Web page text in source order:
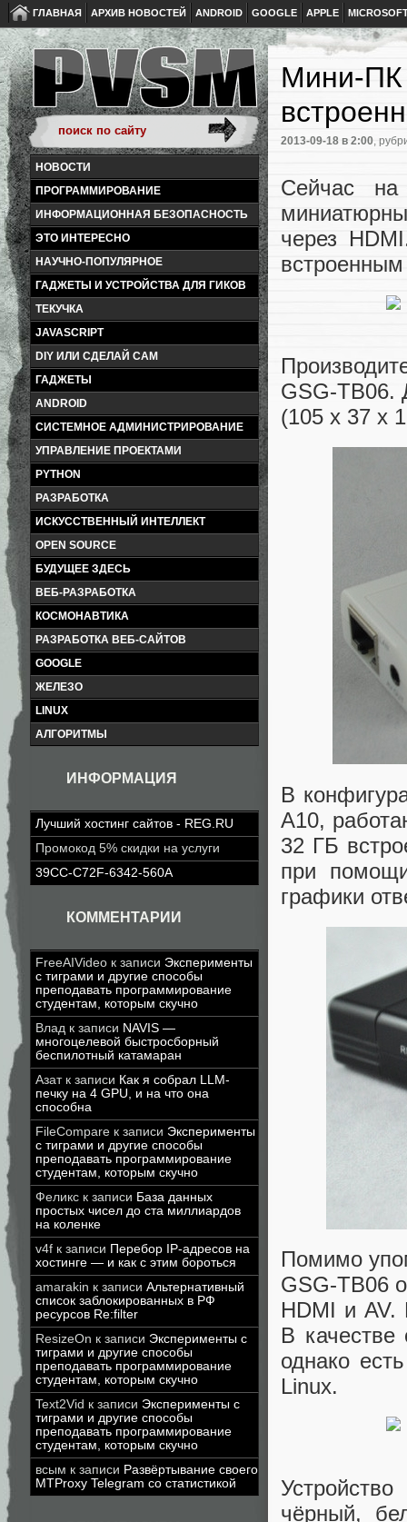
ГЛАВНАЯ АРХИВ НОВОСТЕЙ ANDROID GOOGLE APPLE
НОВОСТИ
ПРОГРАММИРОВАНИЕ
ИНФОРМАЦИОННАЯ БЕЗОПАСНОСТЬ
ЭТО ИНТЕРЕСНО
НАУЧНО-ПОПУЛЯРНОЕ
ГАДЖЕТЫ И УСТРОЙСТВА ДЛЯ ГИКОВ
ТЕКУЧКА
JAVASCRIPT
DIY ИЛИ СДЕЛАЙ САМ
ГАДЖЕТЫ
ANDROID
СИСТЕМНОЕ АДМИНИСТРИРОВАНИЕ
УПРАВЛЕНИЕ ПРОЕКТАМИ
PYTHON
РАЗРАБОТКА
ИСКУССТВЕННЫЙ ИНТЕЛЛЕКТ
OPEN SOURCE
БУДУЩЕЕ ЗДЕСЬ
ВЕБ-РАЗРАБОТКА
КОСМОНАВТИКА
РАЗРАБОТКА ВЕБ-САЙТОВ
GOOGLE
ЖЕЛЕЗО
LINUX
АЛГОРИТМЫ
ИНФОРМАЦИЯ
Лучший хостинг сайтов - REG.RU
Промокод 5% скидки на услуги
39CC-C72F-6342-560A
КОММЕНТАРИИ
FreeAIVideo к записи Эксперименты
с тиграми и другие способы
преподавать программирование
студентам, которым скучно
Влад к записи NAVIS —
многоцелевой быстросборный
беспилотный катамаран
Азатк записи Как я собрал LLM-
печку на 4 GPU, и на что она
способна
FileCompare к записи Эксперименты
с тиграми и другие способы
преподавать программирование
студентам, которым скучно
Феликс к записи База данных
простых чисел до ста миллиардов
на коленке
v4f к записи Перебор IP-адресов на
хостинге — и как с этим бороться
amarakin к записи Альтернативный
список заблокированных в РФ
ресурсов Re:filter
ResizeOn к записи Эксперименты с
тиграми и другие способы
преподавать программирование
студентам, которым скучно
Text2Vid к записи Эксперименты с
тиграми и другие способы
преподавать программирование
студентам, которым скучно
всым к записи Развёртывание своего
MTProxy Telegram со статистикой
Мини-ПК
2013-09-18 в 2:00,
Сейчас на
через
GSG-TB06.
(105 x 37 x
В
A10,
32 ГБ
при
графики
Помимо
GSG-TB06
HDMI и AV.
В качестве
однако
Linux.
чёрный,